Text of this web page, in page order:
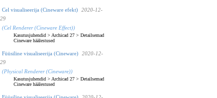
Cel visualiseerija (Cineware efekt)
2020-12-
29
(Cel Renderer (Cineware Effect))
Kasutusjuhendid > Archicad 27 > Detailsemad
Cineware häälestused
Füüsiline visualiseerija (Cineware)
2020-12-
29
(Physical Renderer (Cineware))
Kasutusjuhendid > Archicad 27 > Detailsemad
Cineware häälestused